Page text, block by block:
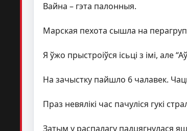
Вайна – гэта палонныя.
Марская пехота сышла на
Я ўжо прыстроіўся ісьці з імі, але
На зачыстку пайшло 6 чалавек.
Праз невялікі час пачуліся гукі
Затым у распалагу падцягнулася